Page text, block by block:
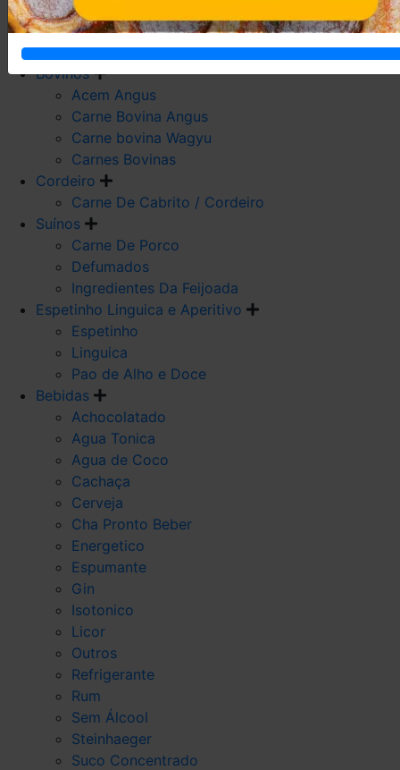
Carne De Frango
Carne De Galeto
Codorna
Bovinos
Acem Angus
Carne Bovina Angus
Carne bovina Wagyu
Carnes Bovinas
Cordeiro
Carne De Cabrito / Cordeiro
Suínos
Carne De Porco
Defumados
Ingredientes Da Feijoada
Espetinho Linguica e Aperitivo
Espetinho
Linguica
Pao de Alho e Doce
Bebidas
Achocolatado
Agua Tonica
Agua de Coco
Cachaça
Cerveja
Cha Pronto Beber
Energetico
Espumante
Gin
Isotonico
Licor
Outros
Refrigerante
Rum
Sem Álcool
Steinhaeger
Suco Concentrado